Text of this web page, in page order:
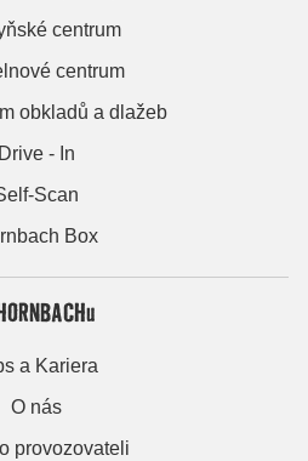
centrum
centrum
obkladů a dlažeb
Drive - In
Scan
Box
a Kariera
O nás
provozovateli